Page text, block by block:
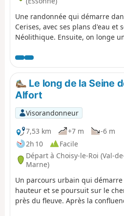
Une randonnée qui démarre
Cerises, avec ses plans d'eau et
Néolithique. Ensuite, on longe
randonnée se déroule
halage le long de la Seine.
Le long de la Seine
Alfort
Visorandonneur
7,53 km
+7 m
-6 m
2h 10
Facile
Départ à Choisy-le-Roi (Val-
Marne)
Un parcours urbain qui
hauteur et se poursuit sur le
près du fleuve. Après la